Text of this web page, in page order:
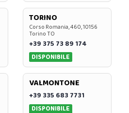
TORINO
Corso Romania, 460, 10156
Torino TO
+39 375 73 89 174
DISPONIBILE
VALMONTONE
+39 335 683 7731
DISPONIBILE